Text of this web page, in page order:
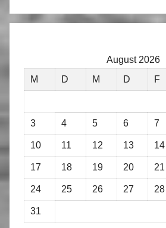
August 2026
M
D M D F
3 4 5 6 7
10 11 12 13 14
17 18 19 20 21
24 25 26 27 28
31